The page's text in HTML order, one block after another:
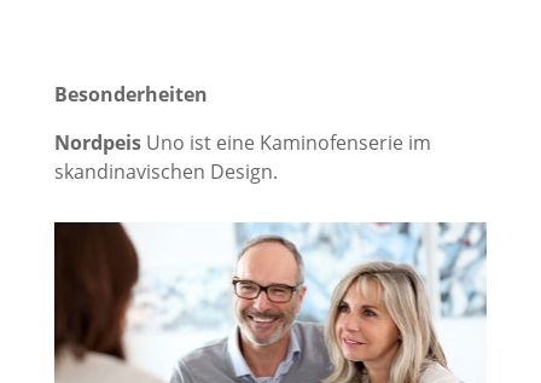
Besonderheiten
Nordpeis Uno ist eine Kaminofenserie im
skandinavischen Design.